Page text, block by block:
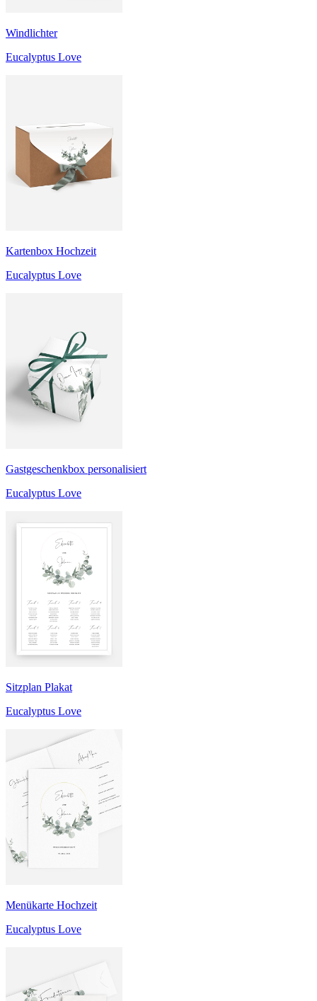
Windlichter
Eucalyptus Love
Kartenbox Hochzeit
Eucalyptus Love
Gastgeschenkbox personalisiert
Eucalyptus Love
Sitzplan Plakat
Eucalyptus Love
Menükarte Hochzeit
Eucalyptus Love